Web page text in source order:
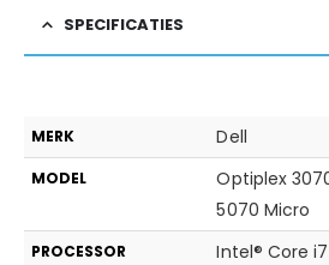
SPECIFICATIES
MERK Dell
MODEL Optiplex
5070 Micro
PROCESSOR Intel® Core i7